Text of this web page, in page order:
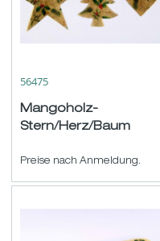
56475
Mangoholz-
Stern/Herz/Baum
grün sort. ø12-16cm
Preise nach Anmeldung.